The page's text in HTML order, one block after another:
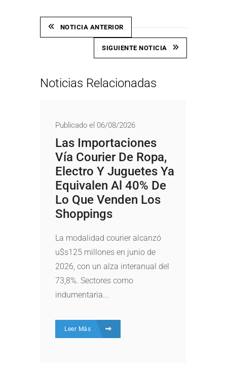
NOTICIA ANTERIOR
SIGUIENTE NOTICIA
Noticias Relacionadas
Publicado el 06/08/2026
Las Importaciones
Vía Courier De Ropa,
Electro Y Juguetes Ya
Equivalen Al 40% De
Lo Que Venden Los
Shoppings
La modalidad courier alcanzó
u$s125 millones en junio de
2026, con un alza interanual del
73,8%. Sectores como
indumentaria...
Leer Más